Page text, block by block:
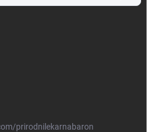
prirodnilekarnabaron